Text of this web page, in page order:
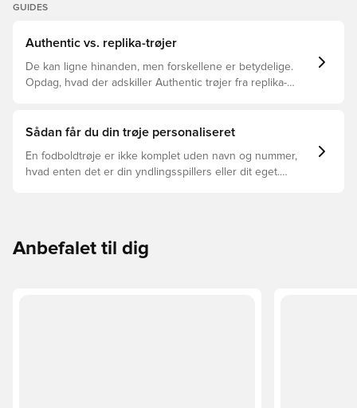
GUIDES
Authentic vs. replika-trøjer
De kan ligne hinanden, men forskellene er betydelige.
Opdag, hvad der adskiller Authentic trøjer fra replika-
Sådan får du din trøje personaliseret
En fodboldtrøje er ikke komplet uden navn og nummer,
hvad enten det er din yndlingsspillers eller dit eget.
Anbefalet til dig